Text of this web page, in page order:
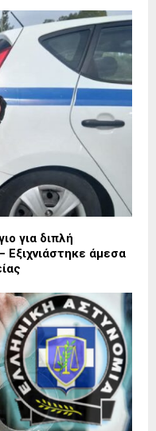
για διπλή
άμεσα